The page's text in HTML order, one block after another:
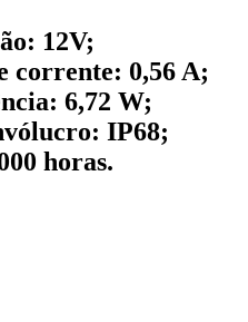
12V;
corrente: 0,56 A;
6,72 W;
IP68;
horas.